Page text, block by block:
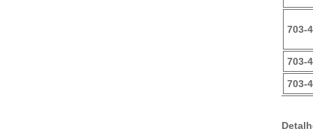
703-
703-
703-